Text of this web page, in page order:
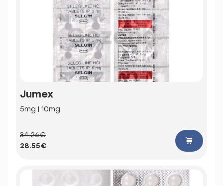
Jumex
5mg | 10mg
34.26€
28.55€